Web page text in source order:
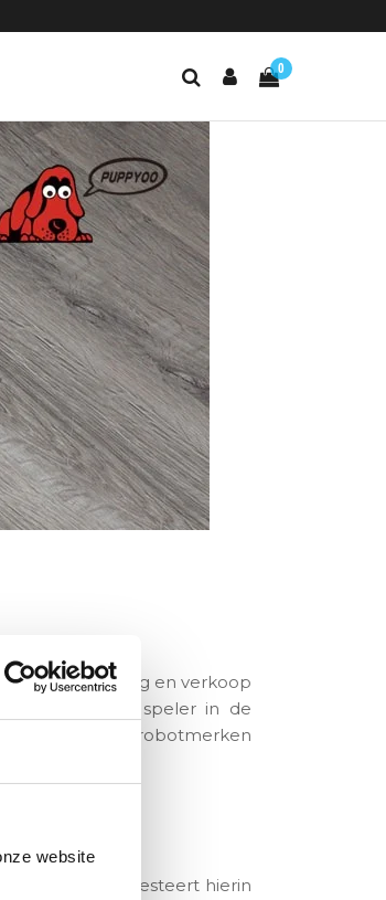
website
0
de ontwikkeling en verkoop
speler in de
weinig andere robotmerken
innovatie en investeert hierin